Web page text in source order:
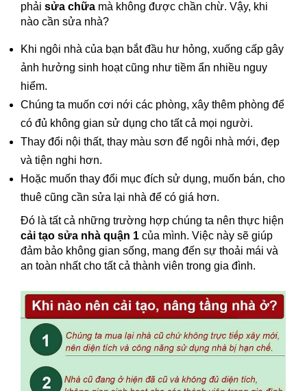
phải sửa chữa mà không được chần chừ. Vậy, khi
nào cần sửa nhà?
Khi ngôi nhà của bạn bắt đầu hư hỏng, xuống cấp gây
ảnh hưởng sinh hoạt cũng như tiềm ẩn nhiều nguy
hiểm.
Chúng ta muốn cơi nới các phòng, xây thêm phòng để
có đủ không gian sử dụng cho tất cả mọi người.
Thay đổi nội thất, thay màu sơn để ngôi nhà mới, đẹp
và tiện nghi hơn.
Hoặc muốn thay đổi mục đích sử dụng, muốn bán, cho
thuê cũng cần sửa lại nhà để có giá hơn.
Đó là tất cả những trường hợp chúng ta nên thực hiện
cải tạo sửa nhà quận 1 của mình. Việc này sẽ giúp
đảm bảo không gian sống, mang đến sự thoải mái và
an toàn nhất cho tất cả thành viên trong gia đình.